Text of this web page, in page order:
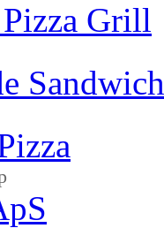
Grill
Sandwich